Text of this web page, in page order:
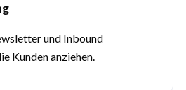
und Inbound
Kunden anziehen.